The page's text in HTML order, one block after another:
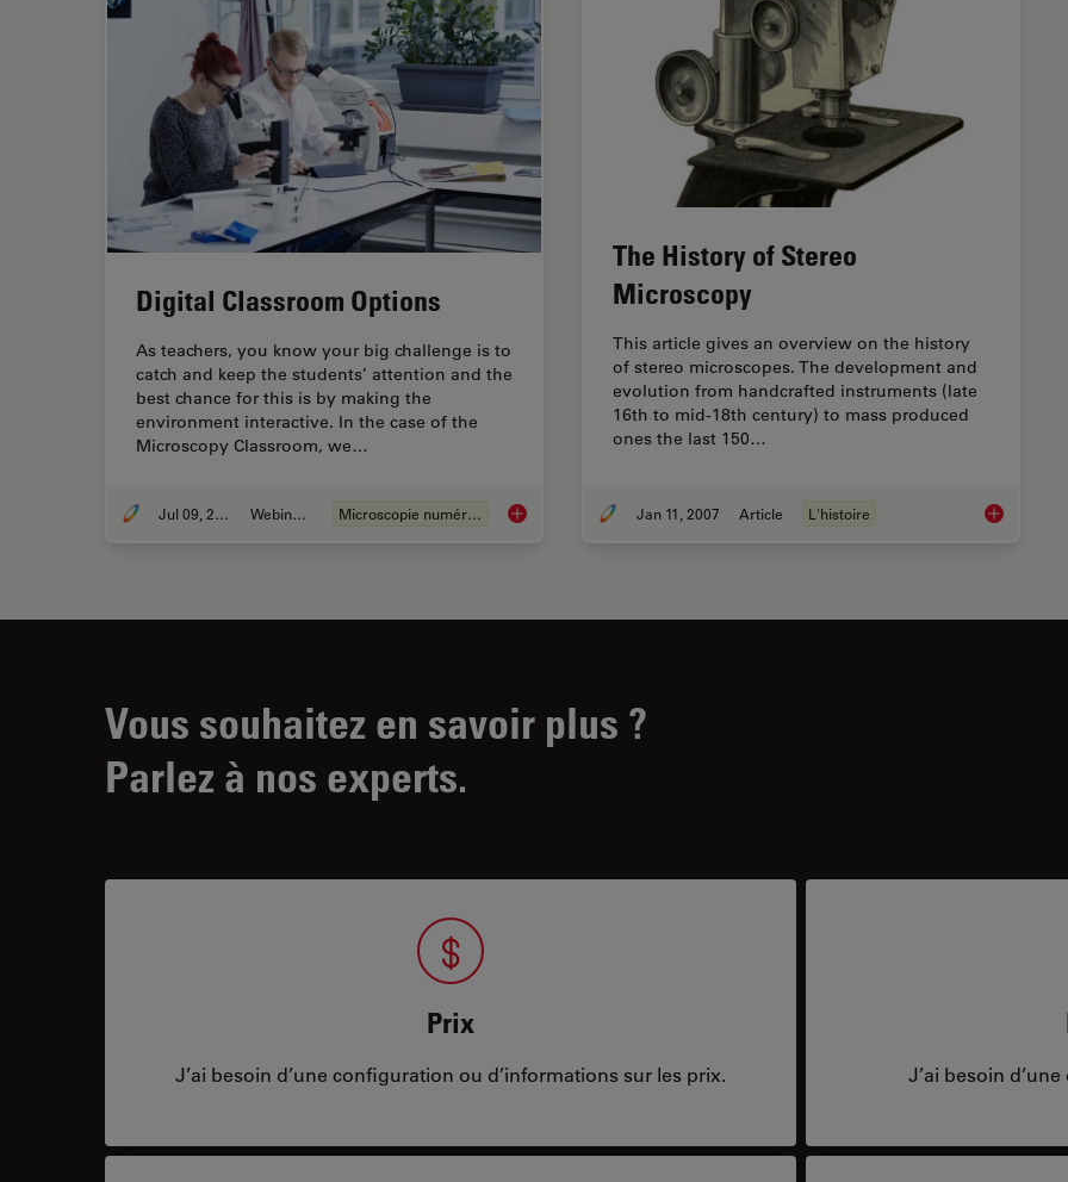
Digital Classroom Options
As teachers, you know your big challenge is to
catch and keep the students’ attention and the
best chance for this is by making the
environment interactive. In the case of the
Microscopy Classroom, we…
Jul 09, 2019 Webinaire Microscopie numérique Digital Classroom Options
The History of Stereo
Microscopy
This article gives an overview on the history
of stereo microscopes. The development and
evolution from handcrafted instruments (late
16th to mid-18th century) to mass produced
ones the last 150…
Jan 11, 2007 Article L'histoire The History
Vous souhaitez en savoir plus ?
Parlez à nos experts.
Prix
J’ai besoin d’une configuration ou d’informations sur les prix. J’ai besoin